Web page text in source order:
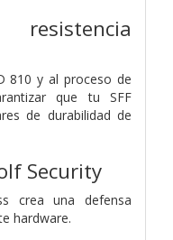
810 y al proceso de
que tu SFF
de durabilidad de
Security
crea una defensa
hardware.